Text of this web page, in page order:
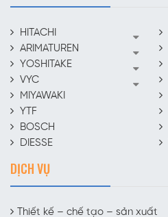
HITACHI
ARIMATUREN
YOSHITAKE
VYC
MIYAWAKI
YTF
BOSCH
DIESSE
DỊCH VỤ
Thiết kế – chế tạo – sản xuất